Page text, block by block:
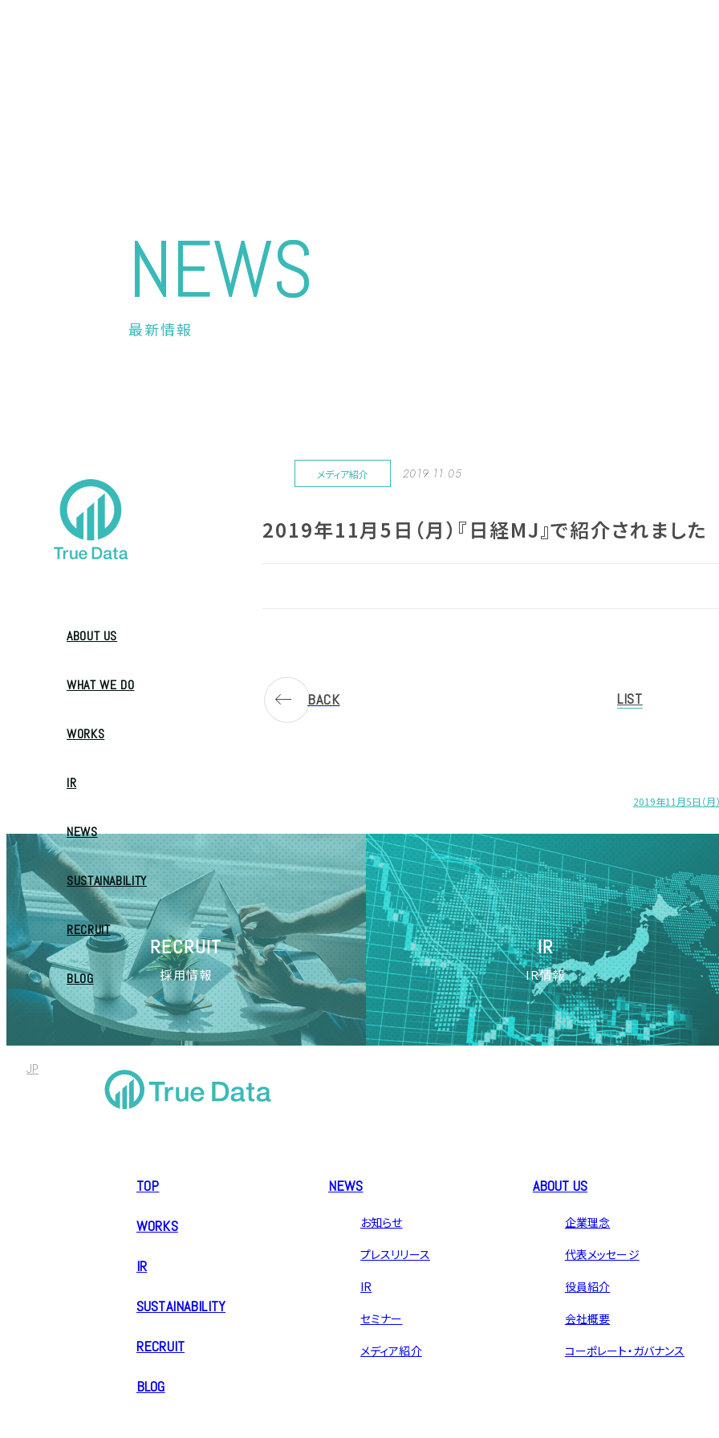
NEWS
最新情報
ABOUT US
WHAT WE DO
WORKS
IR
NEWS
SUSTAINABILITY
RECRUIT
BLOG
JP
メディア紹介 2019.11.05
2019年11月5日（月）『日経MJ』で紹介されました
BACK LIST
2019年11月5日（月
RECRUIT
採用情報
IR
IR情報
TOP
WORKS
IR
SUSTAINABILITY
RECRUIT
BLOG
NEWS
お知らせ
プレスリリース
IR
セミナー
メディア紹介
ABOUT US
企業理念
代表メッセージ
役員紹介
会社概要
コーポレート・ガバナンス